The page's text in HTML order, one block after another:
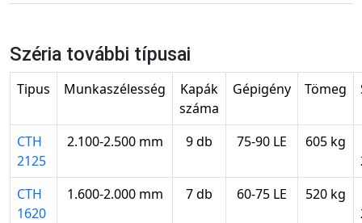
Széria további típusai
Tipus Munkaszélesség
Kapák
száma
Gépigény Tömeg
CTH
2125
2.100-2.500 mm 9 db 75-90 LE
605 kg
CTH
1620
1.600-2.000 mm 7 db 60-75 LE
520 kg